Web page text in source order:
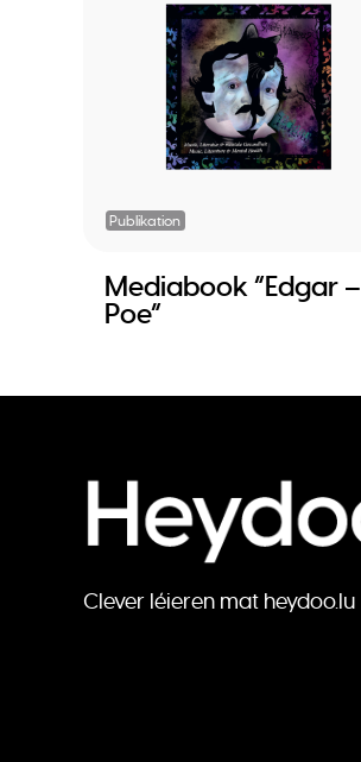
Publikation
Mediabook “Edgar –
Poe”
Clever léieren mat heydoo.lu